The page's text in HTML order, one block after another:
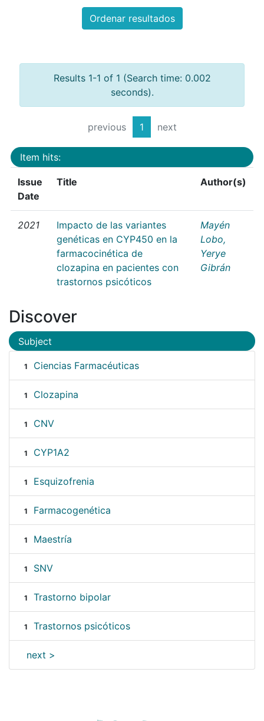
Ordenar resultados
Results 1-1 of 1 (Search time: 0.002
seconds).
previous 1 next
Item hits:
Issue
Date
Title Author(s)
2021
Impacto de las variantes
genéticas en CYP450 en la
farmacocinética de
clozapina en pacientes con
trastornos psicóticos
Mayén
Lobo,
Yerye
Gibrán
Discover
Subject
1 Ciencias Farmacéuticas
1 Clozapina
1 CNV
1 CYP1A2
1 Esquizofrenia
1 Farmacogenética
1 Maestría
1 SNV
1 Trastorno bipolar
1 Trastornos psicóticos
next >